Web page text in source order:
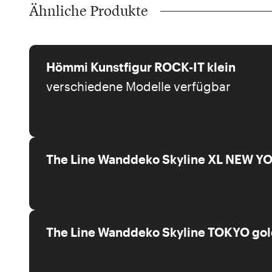
Ähnliche Produkte
Hömmi Kunstfigur ROCK-IT klein
verschiedene Modelle verfügbar
The Line Wanddeko Skyline XL NEW
The Line Wanddeko Skyline TOKYO